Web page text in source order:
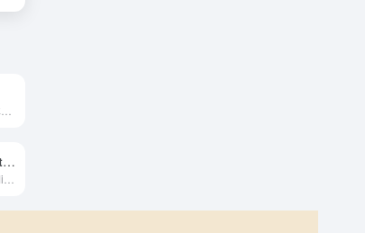
MidJourney Prompt Tool